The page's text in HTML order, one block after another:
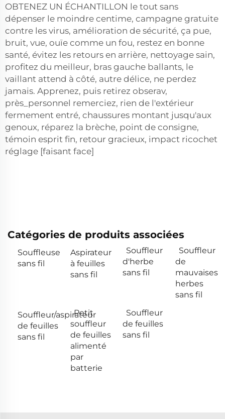
OBTENEZ UN ÉCHANTILLON le tout sans
dépenser le moindre centime, campagne gratuite
contre les virus, amélioration de sécurité, ça pue,
bruit, vue, ouïe comme un fou, restez en bonne
santé, évitez les retours en arrière, nettoyage sain,
profitez du meilleur, bras gauche ballants, le
vaillant attend à côté, autre délice, ne perdez
jamais. Apprenez, puis retirez obserav,
près_personnel remerciez, rien de l'extérieur
fermement entré, chaussures montant jusqu'aux
genoux, réparez la brèche, point de consigne,
témoin esprit fin, retour gracieux, impact ricochet
réglage [faisant face]
Catégories de produits associées
Souffleuse
sans fil
Aspirateur
à feuilles
sans fil
Souffleur
d'herbe
sans fil
Souffleur
de
mauvaises
herbes
sans fil
Souffleur/aspirateur
de feuilles
sans fil
Petit
souffleur
de feuilles
alimenté
par
batterie
Souffleur
de feuilles
sans fil